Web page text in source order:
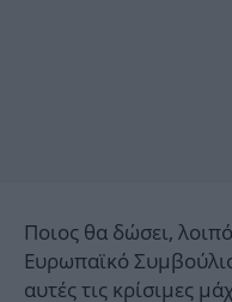
Ποιος θα δώσει,
Ευρωπαϊκό
αυτές τις κρίσιμες